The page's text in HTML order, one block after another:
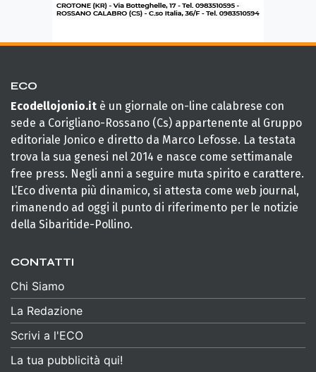
ECO
Ecodellojonio.it è un giornale on-line calabrese con
sede a Corigliano-Rossano (Cs) appartenente al Gruppo
editoriale Jonico e diretto da Marco Lefosse. La testata
trova la sua genesi nel 2014 e nasce come settimanale
free press. Negli anni a seguire muta spirito e carattere.
L’Eco diventa più dinamico, si attesta come web journal,
rimanendo ad oggi il punto di riferimento per le notizie
della Sibaritide-Pollino.
CONTATTI
Chi Siamo
La Redazione
Scrivi a l'ECO
La tua pubblicità qui!